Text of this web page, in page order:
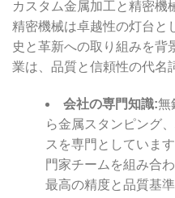
カスタム金属加工と精密機
精密機械は卓越性の灯台と
史と革新への取り組みを背
業は、品質と信頼性の代名
会社の専門知識:無
ら金属スタンピング
スを専門としていま
門家チームを組み合
最高の精度と品質基